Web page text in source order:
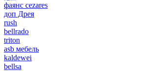
фаянс cezares
доп Дрея
rush
bellrado
triton
asb мебель
kaldewei
bellsa